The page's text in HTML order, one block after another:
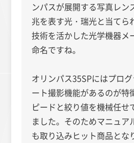
ンパスが展開する写真レン
兆を表す光・瑞光と当てら
技術を活かした光学機器メ
命名ですね。
オリンパス35SPにはプロ
ート撮影機能があるのが特
ピードと絞り値を機械任せ
ました。そのためマニュア
も取り込みヒット商品とな